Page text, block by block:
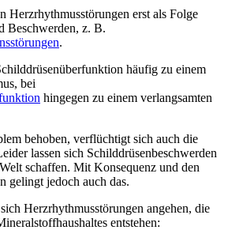
Herzrhythmusstörungen erst als Folge
Beschwerden, z. B.
.
häufig zu einem
bei
hingegen zu einem verlangsamten
behoben, verflüchtigt sich auch die
lassen sich Schilddrüsenbeschwerden
schaffen. Mit Konsequenz und den
gelingt jedoch auch das.
Herzrhythmusstörungen angehen, die
entstehen: